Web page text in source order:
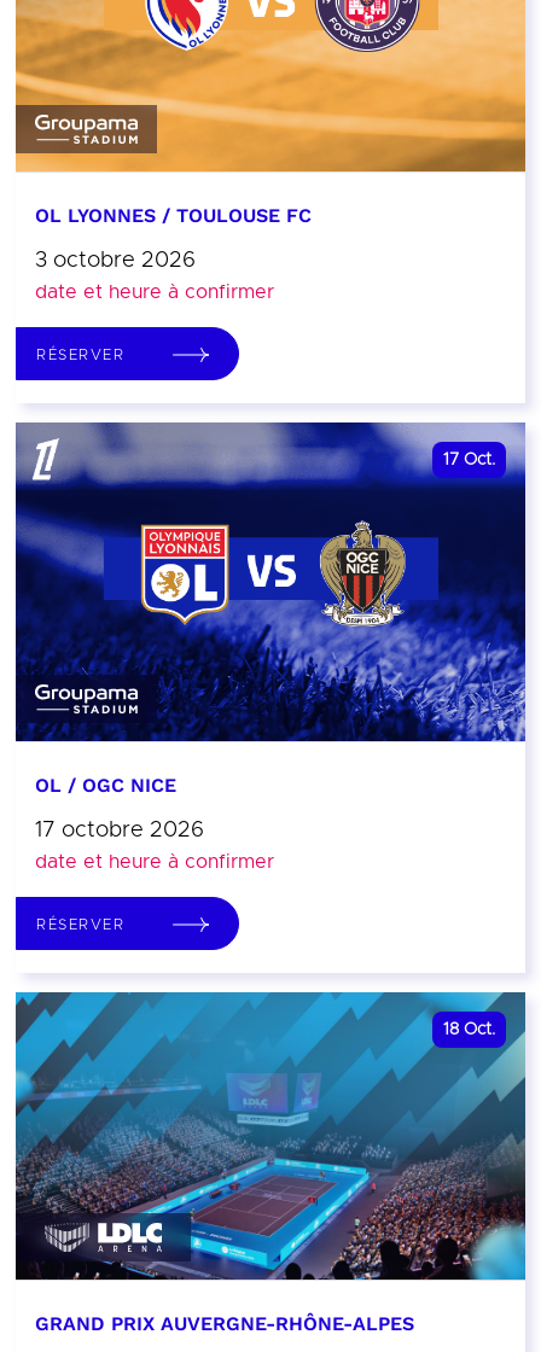
OL LYONNES / TOULOUSE FC
3 octobre 2026
date et heure à confirmer
RÉSERVER
17 Oct.
OL / OGC NICE
17 octobre 2026
date et heure à confirmer
RÉSERVER
18 Oct.
GRAND PRIX AUVERGNE-RHÔNE-ALPES